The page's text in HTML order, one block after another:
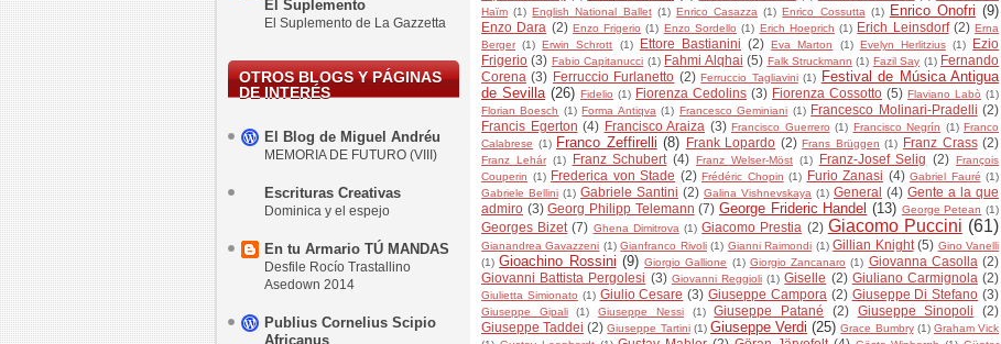
El Suplemento
El Suplemento de La Gazzetta
OTROS BLOGS Y PÁGINAS
DE INTERÉS
El Blog de Miguel Andréu
MEMORIA DE FUTURO (VIII)
Escrituras Creativas
Dominica y el espejo
En tu Armario TÚ MANDAS
Desfile Rocío Trastallino
Asedown 2014
Publius Cornelius Scipio
Africanus
Haïm (1) English National Ballet (1) Enrico Casazza (1) Enrico Cossutta (1) Enrico Onofri (9)
Enzo Dara (2) Enzo Frigerio (1) Enzo Sordello (1) Erich Hoeprich (1) Erich Leinsdorf (2) Erna
Berger (1) Erwin Schrott (1) Ettore Bastianini (2) Eva Marton (1) Evelyn Herlitzius (1)
Ezio
Frigerio (3) Fabio Capitanucci (1) Fahmi Alqhai (5) Falk Struckmann (1) Fazil Say (1) Fernando
Corena (3) Ferruccio Furlanetto (2) Ferruccio Tagliavini (1)
Festival de Música Antigua
de Sevilla (26) Fidelio (1) Fiorenza Cedolins (3) Fiorenza Cossotto (5) Flaviano Labò (1)
Florian Boesch (1) Forma Antiqva (1) Francesco Geminiani (1) Francesco Molinari-Pradelli (2)
Francis Egerton (4) Francisco Araiza (3) Francisco Guerrero (1) Francisco Negrín (1) Franco
Calabrese (1) Franco Zeffirelli (8) Frank Lopardo (2) Frans Brüggen (1) Franz Crass (2)
Franz Lehár (1) Franz Schubert (4) Franz Welser-Möst (1) Franz-Josef Selig (2)
François
Couperin (1) Frederica von Stade (2) Frédéric Chopin (1) Furio Zanasi (4) Gabriel Fauré (1)
Gabriele Bellini (1) Gabriele Santini (2) Galina Vishnevskaya (1) General (4) Gente a la que
admiro (3) Georg Philipp Telemann (7) George Frideric Handel (13) George Petean (1)
Georges Bizet (7) Ghena Dimitrova (1) Giacomo Prestia (2) Giacomo Puccini (61)
Gianandrea Gavazzeni (1) Gianfranco Rivoli (1) Gianni Raimondi (1) Gillian Knight (5) Gino Vanelli
(1) Gioachino Rossini (9) Giorgio Gallione (1) Giorgio Zancanaro (1) Giovanna Casolla (2)
Giovanni Battista Pergolesi (3) Giovanni Reggioli (1) Giselle (2) Giuliano Carmignola (2)
Giulietta Simionato (1) Giulio Cesare (3) Giuseppe Campora (2) Giuseppe Di Stefano (3)
Giuseppe Gipali (1) Giuseppe Nessi (1) Giuseppe Patané (2) Giuseppe Sinopoli
(2)
Giuseppe Taddei (2) Giuseppe Tartini (1) Giuseppe Verdi (25) Grace Bumbry (1) Graham Vick